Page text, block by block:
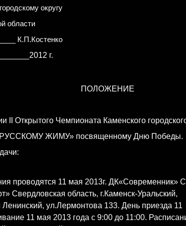
округу
области
К.П.Костенко
г.
ПОЛОЖЕНИЕ
Открытого Чемпионата Каменского
ЖИМУ» посвященному Дню Победы.
проводятся 11 мая 2013г. ДК«Современник»
Свердловская область, г.Каменск-Уральский,
Ленинский, ул.Лермонтова 133. День приезда 11
11 мая 2013 года с 9:00 до 11:00.